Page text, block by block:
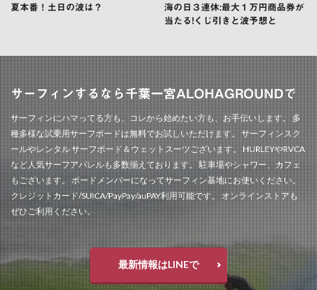
夏本番！土日の波は？
海の日３連休:最大１万円商品券が
当たる!くじ引きと波予想と
サーフィンするなら千葉一宮ALOHAGROUNDで
サーフィンにハマってる方も、コレから始めたい方も、お手伝いします。 多
種多様な試乗用サーフボードは無料でお試しいただけます。 サーフィンスク
ールやレンタル サーフボード＆ウェットスーツございます。 HURLEYやRVCA
など人気サーフアパレルも多数揃えております。 駐車場やシャワー、カフェ
もございます。 ボードメンバーになってサーフィン基地にお使いください。
クレジットカード/SUICA/PayPay/auPAY利用可能です。 オンラインストアも
ぜひご利用ください。
最新情報はLINEで